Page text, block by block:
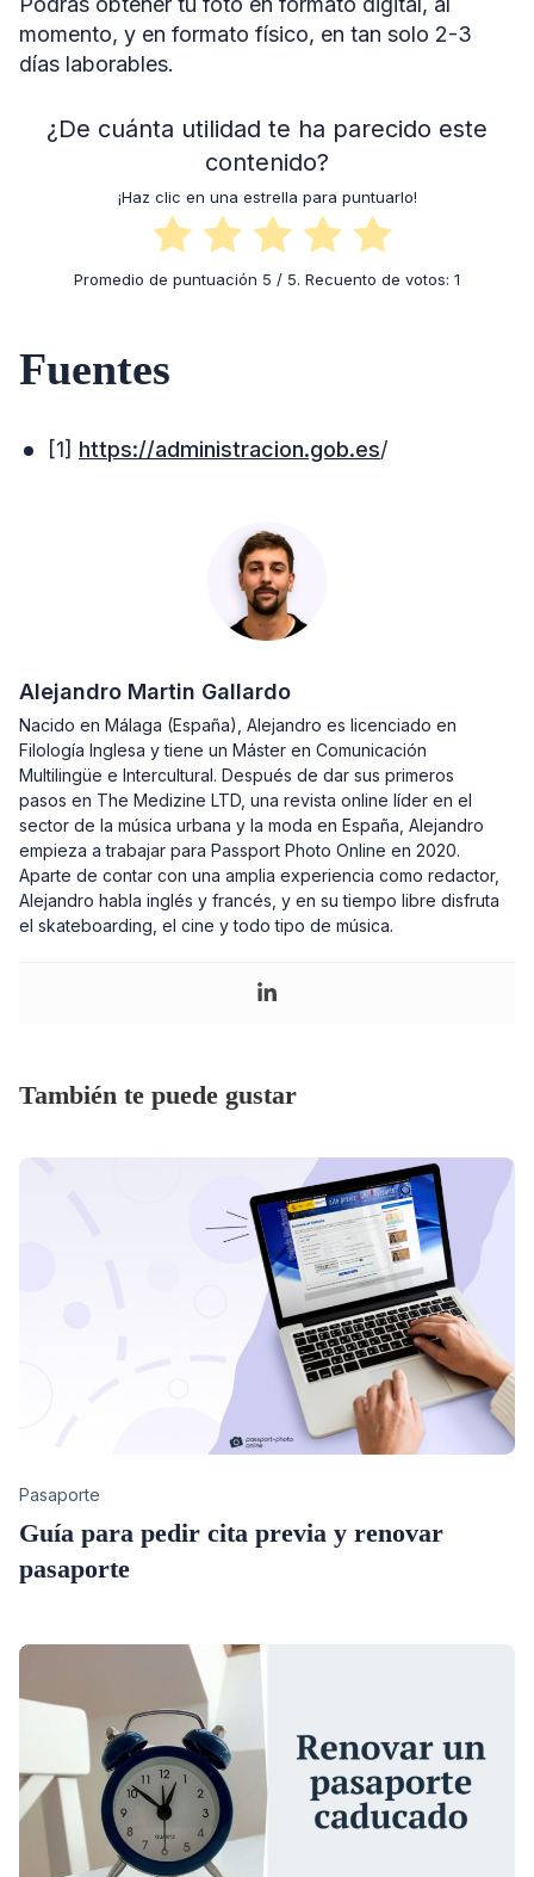
momento, y en formato físico, en tan solo 2-3
días laborables.
¿De cuánta utilidad te ha parecido este
contenido?
¡Haz clic en una estrella para puntuarlo!
Promedio de puntuación 5 / 5. Recuento de votos: 1
Fuentes
[1] https://administracion.gob.es/
Alejandro Martin Gallardo
Nacido en Málaga (España), Alejandro es licenciado en
Filología Inglesa y tiene un Máster en Comunicación
Multilingüe e Intercultural. Después de dar sus primeros
pasos en The Medizine LTD, una revista online líder en el
sector de la música urbana y la moda en España, Alejandro
empieza a trabajar para Passport Photo Online en 2020.
Aparte de contar con una amplia experiencia como redactor,
Alejandro habla inglés y francés, y en su tiempo libre disfruta
el skateboarding, el cine y todo tipo de música.
También te puede gustar
Category
Pasaporte
Guía para pedir cita previa y renovar
pasaporte